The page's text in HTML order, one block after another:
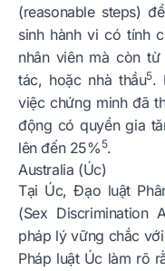
(reasonable steps)
sinh hành vi có tính
nhân viên mà còn
tác, hoặc nhà thầu5.
việc chứng minh đã
động có quyền gia
lên đến 25% 5.
Australia (Úc)
Tại Úc, Đạo luật
(Sex Discrimination
pháp lý vững chắc
Pháp luật Úc làm rõ